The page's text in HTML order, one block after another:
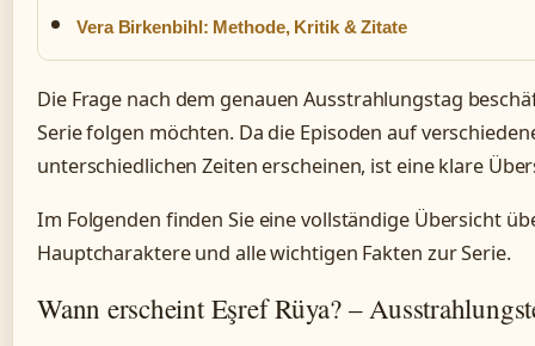
Vera Birkenbihl: Methode, Kritik & Zitate
Die Frage nach dem genauen Ausstrahlungstag
Serie folgen möchten. Da die Episoden auf
unterschiedlichen Zeiten erscheinen, ist eine klare
Im Folgenden finden Sie eine vollständige Übersicht
Hauptcharaktere und alle wichtigen Fakten zur Serie.
Wann erscheint Eşref Rüya? –